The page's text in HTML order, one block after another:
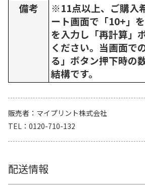
備考
※11点以上、ご購入
ート画面で「10+」
を入力し「再計算」
ください。当画面で
る」ボタン押下時の
結構です。
販売者
マイプリント株式会社
TEL
0120-710-132
配送情報